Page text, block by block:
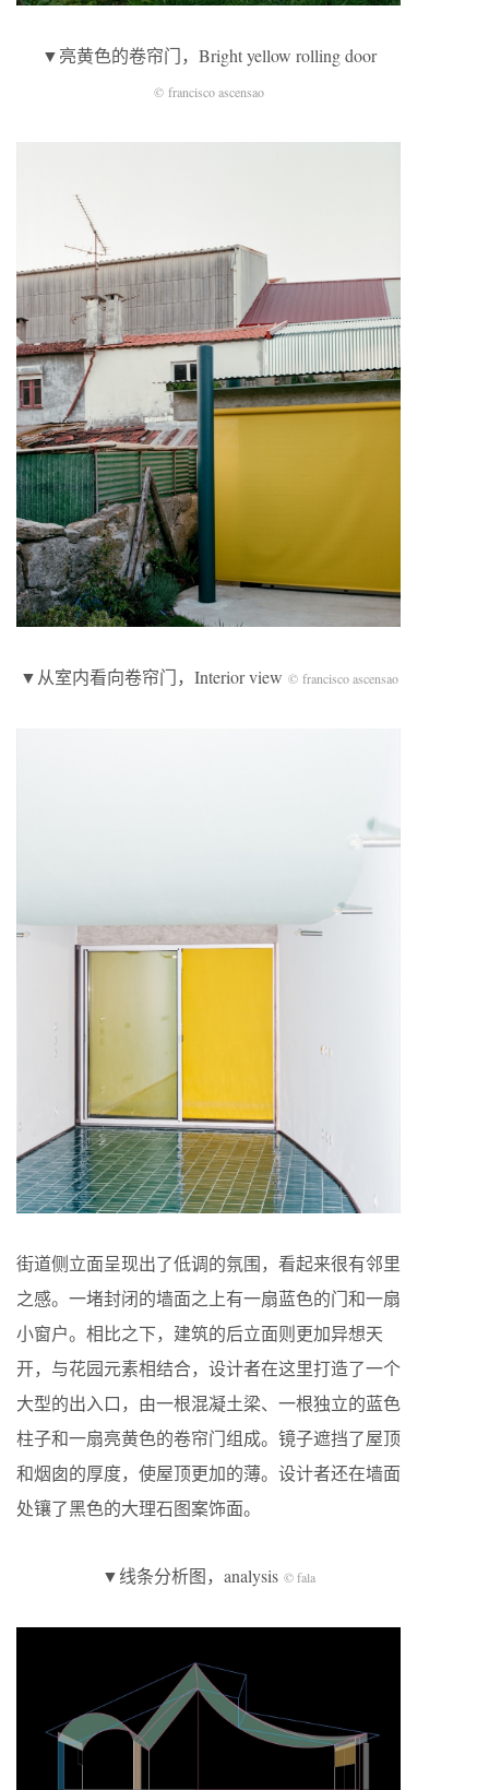
▼亮黄色的卷帘门，Bright yellow rolling door
© francisco ascensao
▼从室内看向卷帘门，Interior view © francisco ascensao
街道侧立面呈现出了低调的氛围，看起来很有邻里
之感。一堵封闭的墙面之上有一扇蓝色的门和一扇
小窗户。相比之下，建筑的后立面则更加异想天
开，与花园元素相结合，设计者在这里打造了一个
大型的出入口，由一根混凝土梁、一根独立的蓝色
柱子和一扇亮黄色的卷帘门组成。镜子遮挡了屋顶
和烟囱的厚度，使屋顶更加的薄。设计者还在墙面
处镶了黑色的大理石图案饰面。
▼线条分析图，analysis © fala